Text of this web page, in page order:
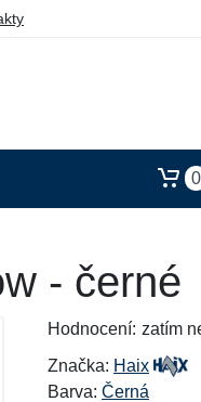
0
- černé
Hodnocení: zatím
Značka: Haix
Barva: Černá